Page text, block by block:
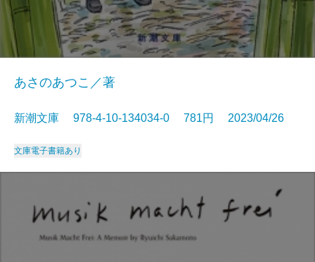
あさのあつこ／著
新潮文庫 978-4-10-134034-0 781円 2023/04/26
文庫電子書籍あり